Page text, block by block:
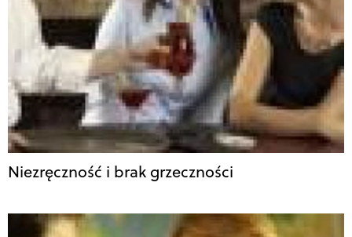
Niezręczność i brak grzeczności